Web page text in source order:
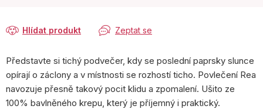
Zeptat se
Hlídat produkt
Představte si tichý podvečer, kdy se poslední paprsky slunce
opírají o záclony a v místnosti se rozhostí ticho. Povlečení Rea
navozuje přesně takový pocit klidu a zpomalení. Ušito ze
100% bavlněného krepu, který je příjemný i praktický.